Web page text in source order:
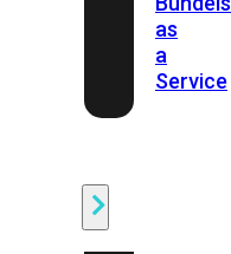
as
a
Service